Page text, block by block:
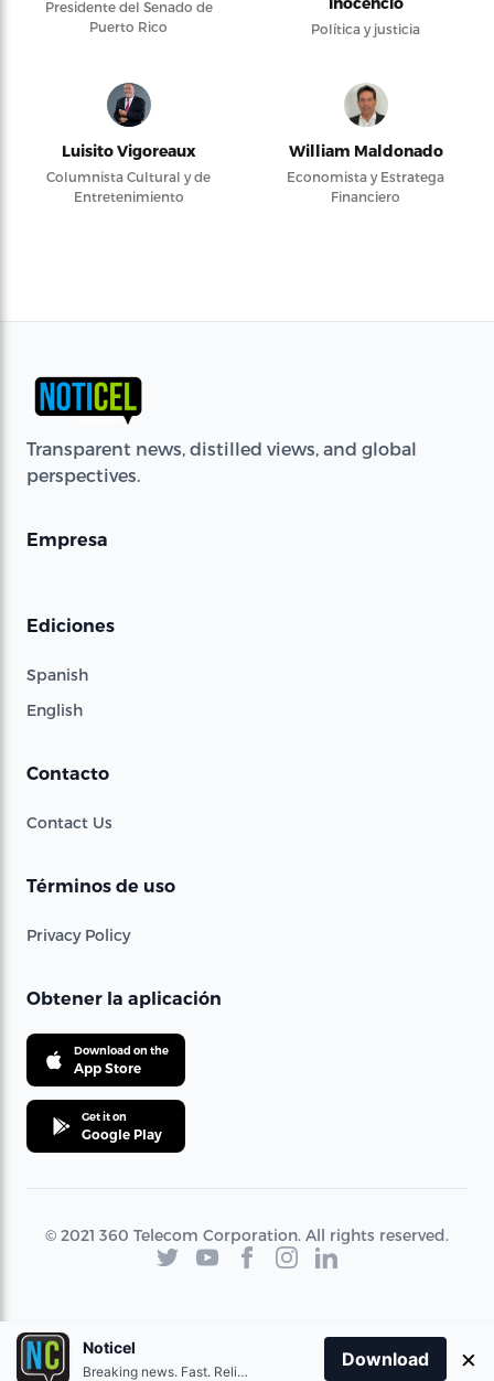
Presidente del Senado de
Puerto Rico
Política y justicia
Luisito Vigoreaux
Columnista Cultural y de
Entretenimiento
William Maldonado
Economista y Estratega
Financiero
Transparent news, distilled views, and global
perspectives.
Empresa
Ediciones
Spanish
English
Contacto
Contact Us
Términos de uso
Privacy Policy
Obtener la aplicación
Download on the
App Store
Get it on
Google Play
© 2021 360 Telecom Corporation. All rights reserved.
Noticel
Breaking news. Fast. Reliable.
Download ×